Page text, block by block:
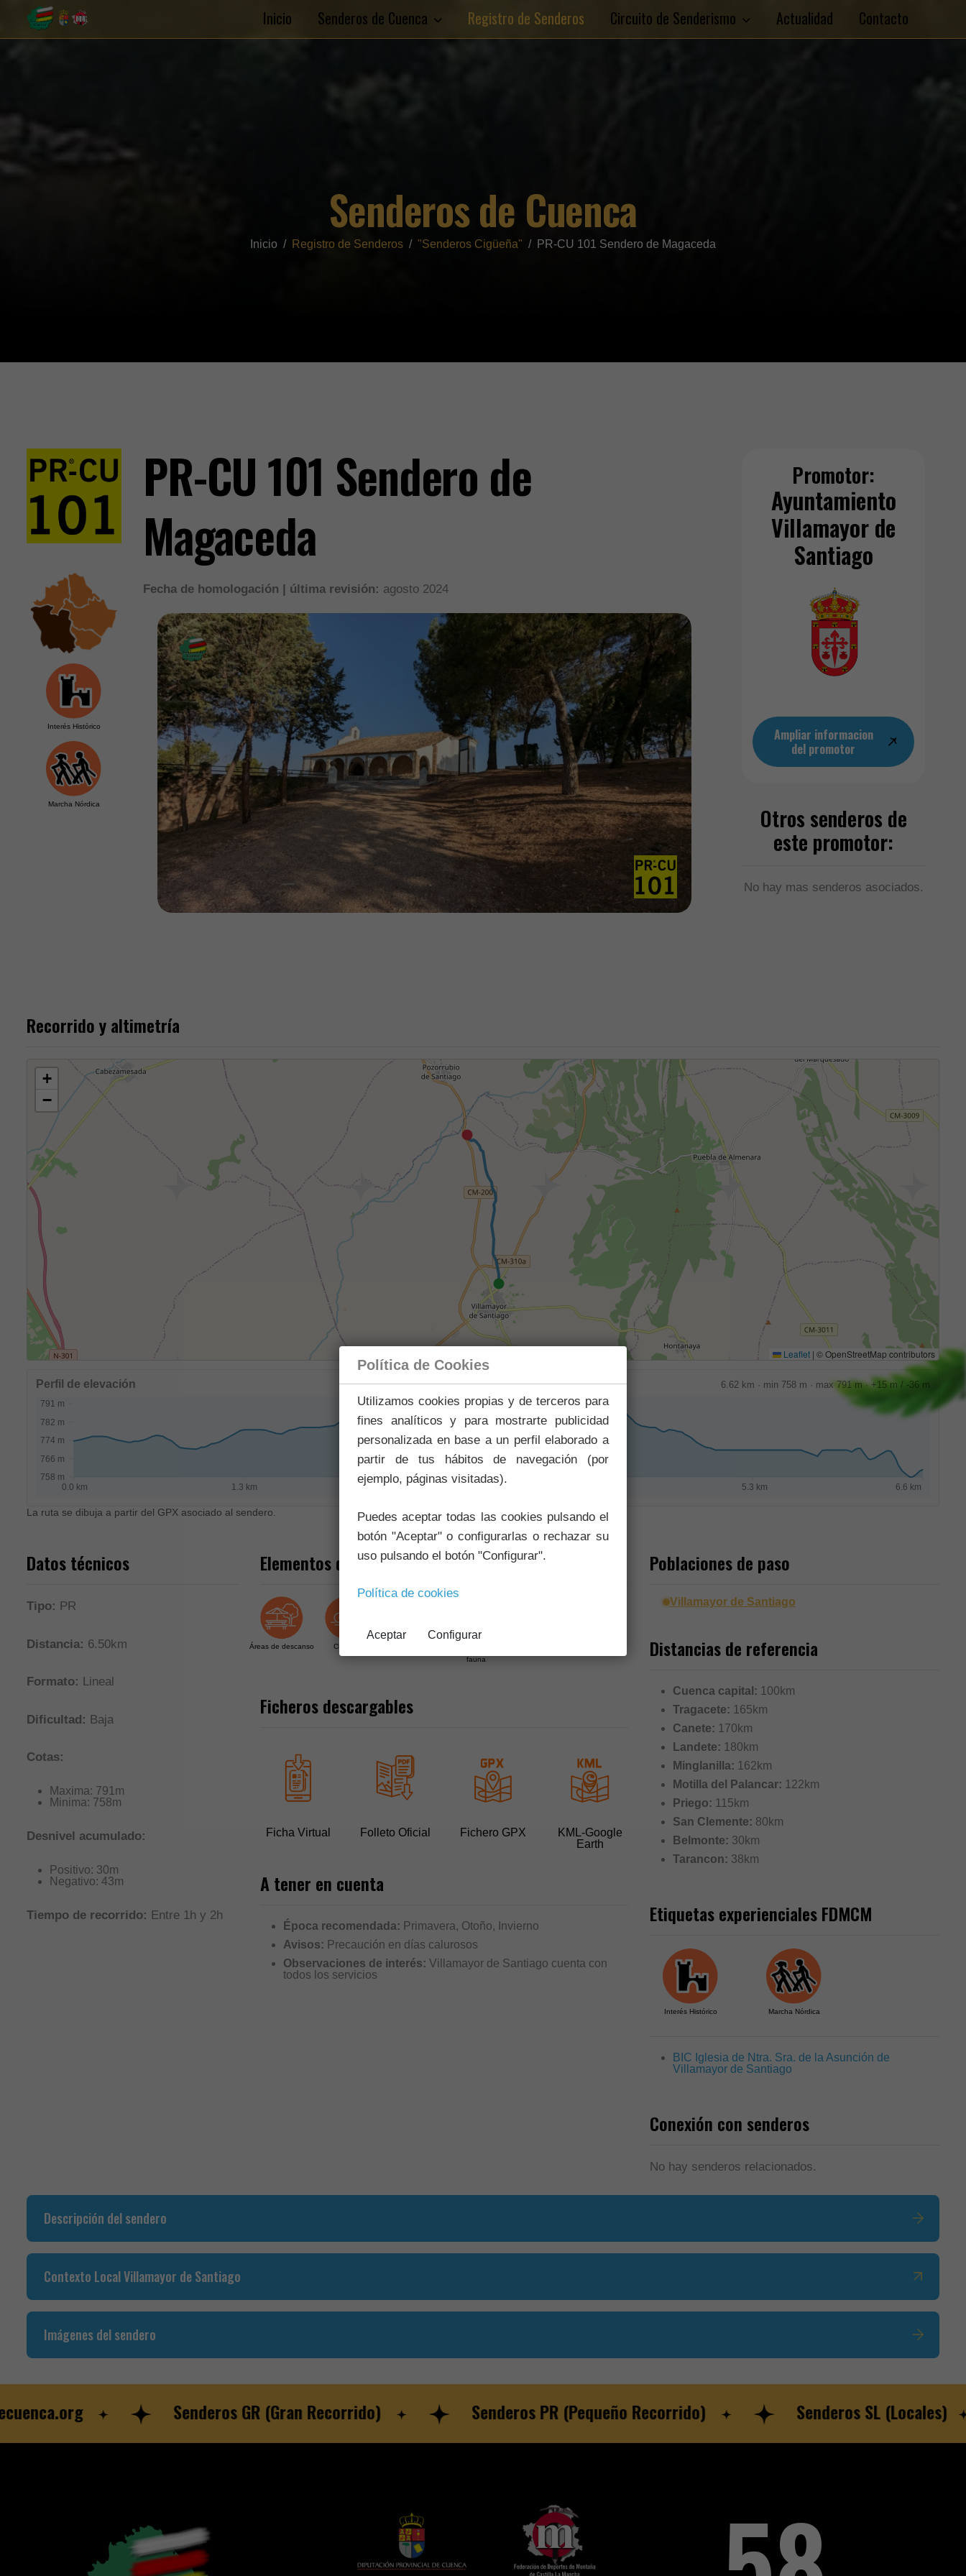
Inicio Senderos de Cuenca Registro de Senderos Circuito de Senderismo Actualidad Contacto
Senderos de Cuenca
Inicio Registro de Senderos "Senderos Cigüeña" PR-CU 101 Sendero de Magaceda
Interés Histórico
Marcha Nórdica
PR-CU 101 Sendero de
Magaceda
Fecha de homologación | última revisión: agosto 2024
Promotor:
Ayuntamiento
Villamayor de
Santiago
Ampliar informacion
del promotor
Otros senderos de
este promotor:
No hay mas senderos asociados.
Recorrido y altimetría
+
−
Leaflet | © OpenStreetMap contributors
Perfil de elevación 6.62 km · min 758 m · max 791 m · +15 m / -36 m
La ruta se dibuja a partir del GPX asociado al sendero.
Datos técnicos
Tipo: PR
Distancia: 6.50km
Formato: Lineal
Dificultad: Baja
Cotas:
Maxima: 791m
Minima: 758m
Desnivel acumulado:
Positivo: 30m
Negativo: 43m
Tiempo de recorrido: Entre 1h y 2h
Elementos de interés
Áreas de descanso Ciclable
fauna
Ficheros descargables
Ficha Virtual Folleto Oficial Fichero GPX
KML-Google
Earth
A tener en cuenta
Época recomendada: Primavera, Otoño, Invierno
Avisos: Precaución en días calurosos
Observaciones de interés: Villamayor de Santiago cuenta con
todos los servicios
Poblaciones de paso
Villamayor de Santiago
Distancias de referencia
Cuenca capital: 100km
Tragacete: 165km
Canete: 170km
Landete: 180km
Minglanilla: 162km
Motilla del Palancar: 122km
Priego: 115km
San Clemente: 80km
Belmonte: 30km
Tarancon: 38km
Etiquetas experienciales FDMCM
Interés Histórico Marcha Nórdica
BIC Iglesia de Ntra. Sra. de la Asunción de
Villamayor de Santiago
Conexión con senderos
No hay senderos relacionados.
Descripción del sendero
Contexto Local Villamayor de Santiago
Imágenes del sendero
Senderos GR (Gran Recorrido) Senderos PR (Pequeño Recorrido) Senderos SL (Locales)
Política de Cookies
Utilizamos cookies propias y de terceros para
fines analíticos y para mostrarte publicidad
personalizada en base a un perfil elaborado a
partir de tus hábitos de navegación (por
ejemplo, páginas visitadas).
Puedes aceptar todas las cookies pulsando el
botón "Aceptar" o configurarlas o rechazar su
uso pulsando el botón "Configurar".
Política de cookies
Aceptar Configurar